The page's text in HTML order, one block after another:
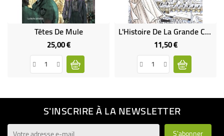
Têtes De Mule
25,00 €Prix
L'Histoire De La Grande Chartreuse En BD
11,50 €Prix
S'INSCRIRE À LA NEWSLETTER